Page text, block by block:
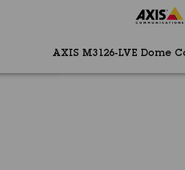
AXIS M3126-LVE Dome